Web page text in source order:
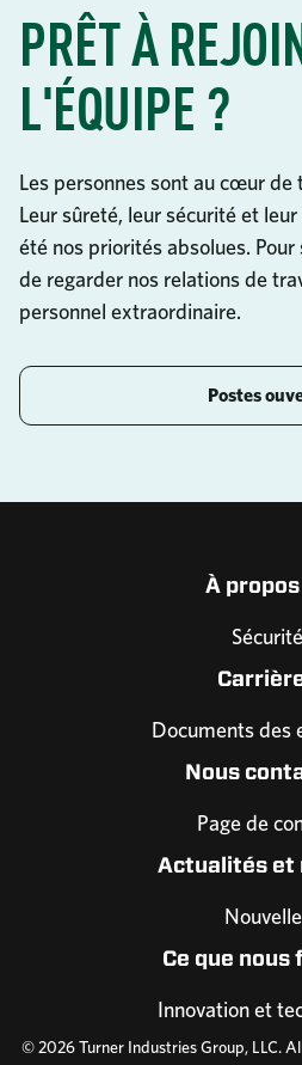
PRÊT À
L'ÉQUIPE ?
Les personnes sont au cœur de
Leur sûreté, leur sécurité et
été nos priorités absolues.
de regarder nos relations de
personnel extraordinaire.
Postes
À
Sécurité
Documents des
Nous
Page de
Actualités et
Ce que nous
Innovation et
© 2026 Turner Industries Group, LLC.